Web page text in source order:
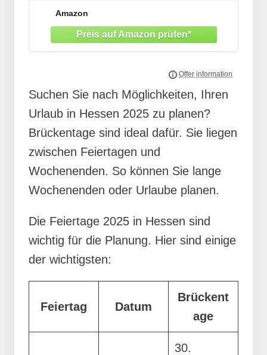
Verzierungszubehör für dekorative Planer,
Fotoalben oder handgefertigte Grußkarten suchen
Amazon
Suchen Sie nach Möglichkeiten, Ihren
Urlaub in Hessen 2025 zu planen?
Brückentage sind ideal dafür. Sie liegen
zwischen Feiertagen und
Wochenenden. So können Sie lange
Wochenenden oder Urlaube planen.
Die Feiertage 2025 in Hessen sind
wichtig für die Planung. Hier sind einige
der wichtigsten:
Feiertag Datum
Brückent
age
30.